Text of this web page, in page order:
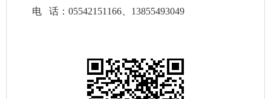
电 话：05542151166、13855493049